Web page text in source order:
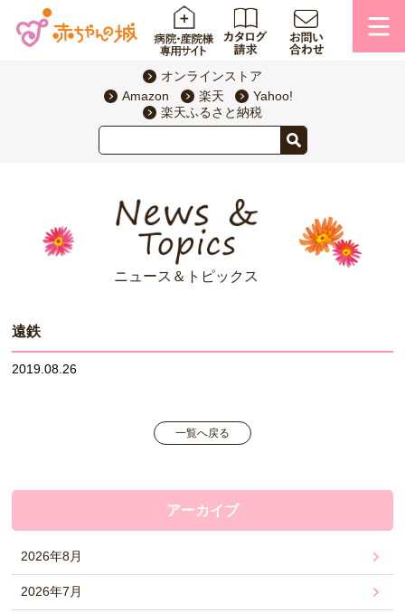
オンラインストア
Amazon
楽天
Yahoo!
楽天ふるさと納税
ニュース＆トピックス
遠鉄
2019.08.26
一覧へ戻る
アーカイブ
2026年8月
2026年7月